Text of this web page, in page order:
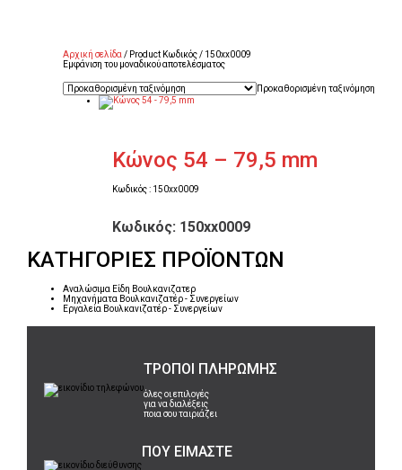
Αρχική σελίδα / Product Κωδικός / 150xx0009
Εμφάνιση του μοναδικού αποτελέσματος
Προκαθορισμένη ταξινόμηση
Κώνος 54 – 79,5 mm
Κωδικός : 150xx0009
Κωδικός: 150xx0009
ΚΑΤΗΓΟΡΙΕΣ ΠΡΟΪΟΝΤΩΝ
Αναλώσιμα Είδη Βουλκανιζατερ
Μηχανήματα Βουλκανιζατέρ - Συνεργείων
Εργαλεία Βουλκανιζατέρ - Συνεργείων
ΤΡΟΠΟΙ ΠΛΗΡΩΜΗΣ
όλες οι επιλογές
για να διαλέξεις
ποια σου ταιριάζει
ΠΟΥ ΕΙΜΑΣΤΕ